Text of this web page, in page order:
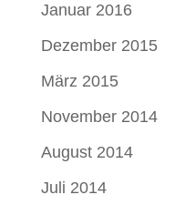
Januar 2016
Dezember 2015
März 2015
November 2014
August 2014
Juli 2014